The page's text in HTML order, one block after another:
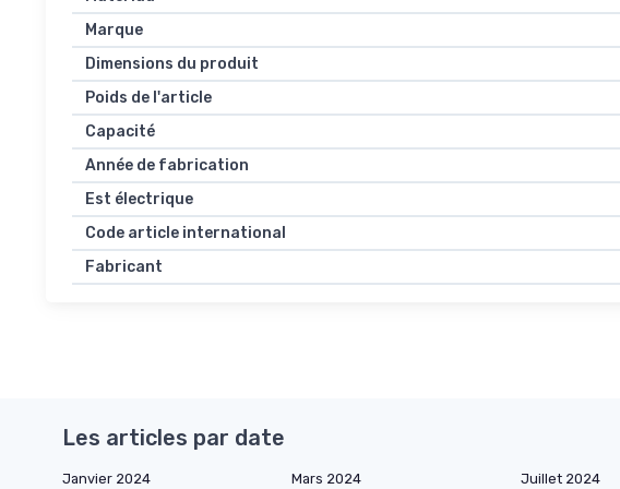
Marque
Dimensions du produit
Poids de l'article
Capacité
Année de fabrication
Est électrique
Code article international
Fabricant
Les articles par date
Janvier 2024 Mars 2024 Juillet 2024